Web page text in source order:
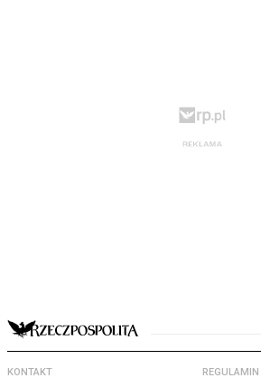
KONTAKT REGULAMIN